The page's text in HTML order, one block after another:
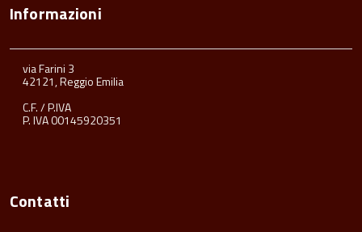
Informazioni
via Farini 3
42121, Reggio Emilia
C.F. / P.IVA
P. IVA 00145920351
Contatti